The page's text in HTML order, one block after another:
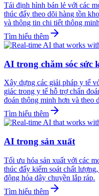
Tái định hình bán lẻ với các
thúc đẩy theo dõi hàng tồn
và thông tin chi tiết thông
Tìm hiểu thêm
AI trong chăm sóc sức
Xây dựng các giải pháp y tế
giác trong y tế hỗ trợ chẩn
đoán thông minh hơn và theo
Tìm hiểu thêm
AI trong sản xuất
Tối ưu hóa sản xuất với các
thúc đẩy kiểm soát chất
động hóa dây chuyền lắp ráp.
Tìm hiểu thêm